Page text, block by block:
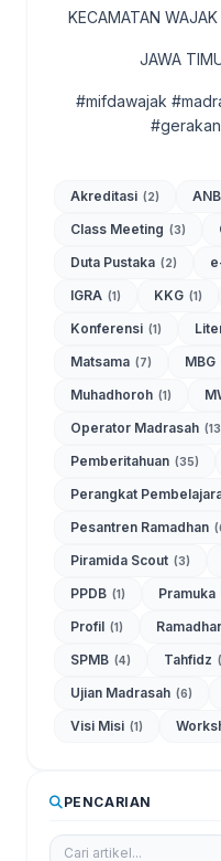
KECAMATAN
JAWA
#mifdawajak
Akreditasi (2)
Class Meeting (3)
Duta Pustaka (2)
IGRA (1) KKG (1)
Konferensi (1)
Matsama (7) MBG
Muhadhoroh (1)
Operator Madrasah
Pemberitahuan (35)
Perangkat
Pesantren Ramadhan
Piramida Scout (3)
PPDB (1) Pramuka
Profil (1)
SPMB (4) Tahfidz
Ujian Madrasah (6)
Visi Misi (1)
PENCARIAN